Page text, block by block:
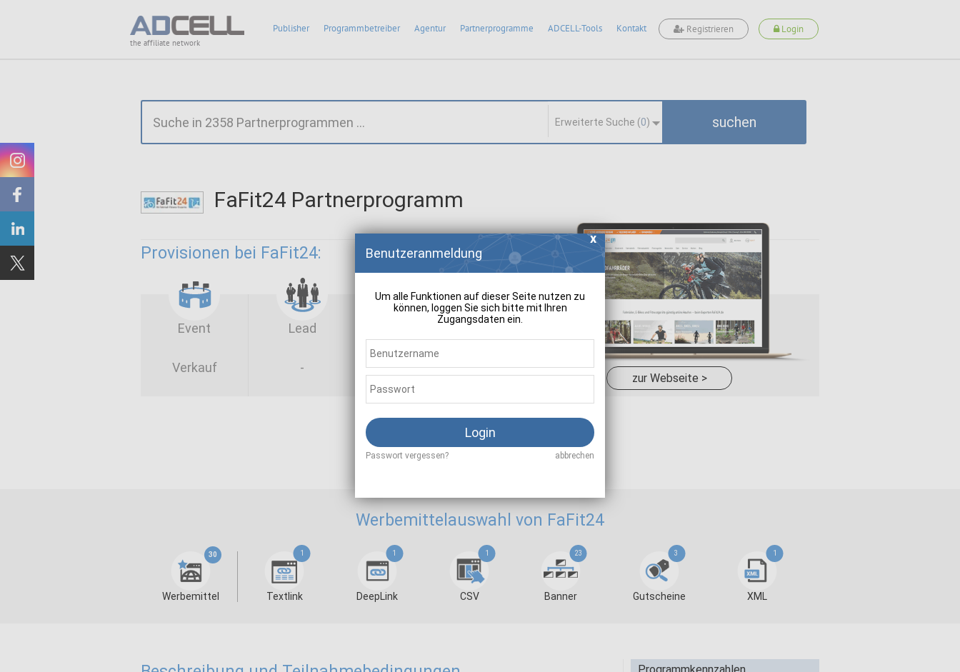
the affiliate network
Publisher Programmbetreiber Agentur Partnerprogramme ADCELL-Tools Kontakt Registrieren Login
Erweiterte Suche (0) suchen
FaFit24 Partnerprogramm
Provisionen bei FaFit24:
Event Lead
Verkauf - 2,00 - 4,00 %
zur Webseite >
Als Affiliate registrieren
Werbemittelauswahl von FaFit24
30
Werbemittel
1
Textlink
1
DeepLink
1
CSV
23
Banner
3
Gutscheine
1
XML
Benutzeranmeldung
Um alle Funktionen auf dieser Seite nutzen zu
können, loggen Sie sich bitte mit Ihren
Zugangsdaten ein.
Login
Passwort vergessen? abbrechen